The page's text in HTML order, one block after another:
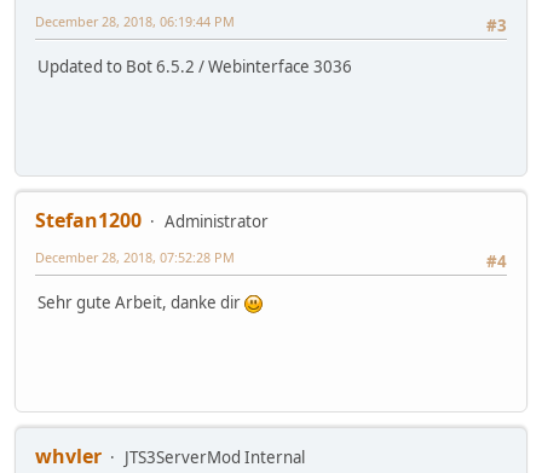
#3
December 28, 2018, 06:19:44 PM
Updated to Bot 6.5.2 / Webinterface 3036
Stefan1200
Administrator
#4
December 28, 2018, 07:52:28 PM
Sehr gute Arbeit, danke dir
whvler
JTS3ServerMod Internal